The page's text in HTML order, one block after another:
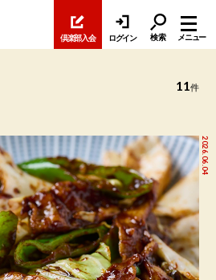
倶楽部入会 ログイン 検索 メニュー
11件
2026.06.04